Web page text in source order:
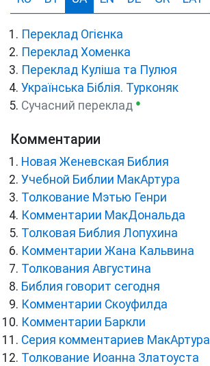
Переклад Огієнка
Переклад Хоменка
Переклад Куліша та Пулюя
Українська Біблія. Турконяк
Сучасний переклад ●
Комментарии
Новая Женевская Библия
Учебной Библии МакАртура
Толкование Мэтью Генри
Комментарии МакДональда
Толковая Библия Лопухина
Комментарии Жана Кальвина
Толкования Августина
Библия говорит сегодня
Комментарии Скоуфилда
Комментарии Баркли
Серия комментариев МакАртура
Толкование Иоанна Златоуста